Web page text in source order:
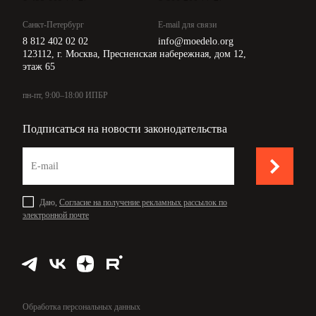
Санкт-Петербург
8 812 402 02 02
E-mail для связи
info@moedelo.org
123112, г. Москва, Пресненская набережная, дом 12,
этаж 65
пн-пт, 9:00–18:00 ИПБР
Подписаться на новости законодательства
Даю, Согласие на получение рекламных рассылок по
электронной почте
Обработка персональных данных